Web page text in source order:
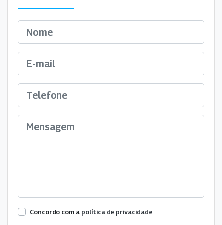
Concordo com a política de privacidade